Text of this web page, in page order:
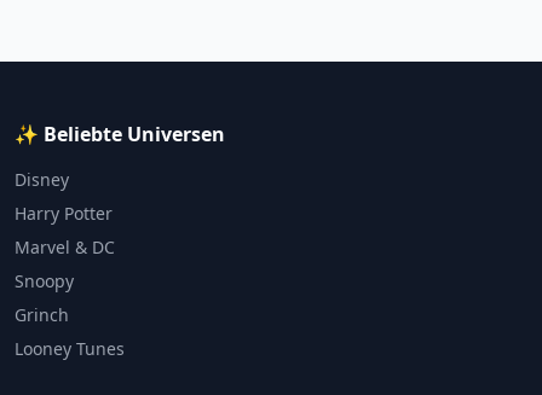
✨ Beliebte Universen
Disney
Harry Potter
Marvel & DC
Snoopy
Grinch
Looney Tunes